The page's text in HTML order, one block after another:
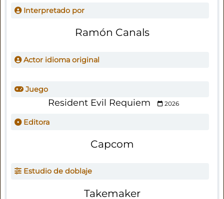
Interpretado por
Ramón Canals
Actor idioma original
Juego
Resident Evil Requiem 2026
Editora
Capcom
Estudio de doblaje
Takemaker